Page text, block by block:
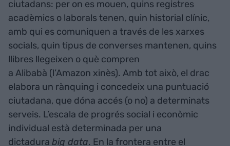
ciutadans: per on es mouen, quins registres
acadèmics o laborals tenen, quin historial clínic,
amb qui es comuniquen a través de les xarxes
socials, quin tipus de converses mantenen, quins
llibres llegeixen o què compren
a Alibabà (l’Amazon xinès). Amb tot això, el drac
elabora un rànquing i concedeix una puntuació
ciutadana, que dóna accés (o no) a determinats
serveis. L’escala de progrés social i econòmic
individual està determinada per una
dictadura big data. En la frontera entre el